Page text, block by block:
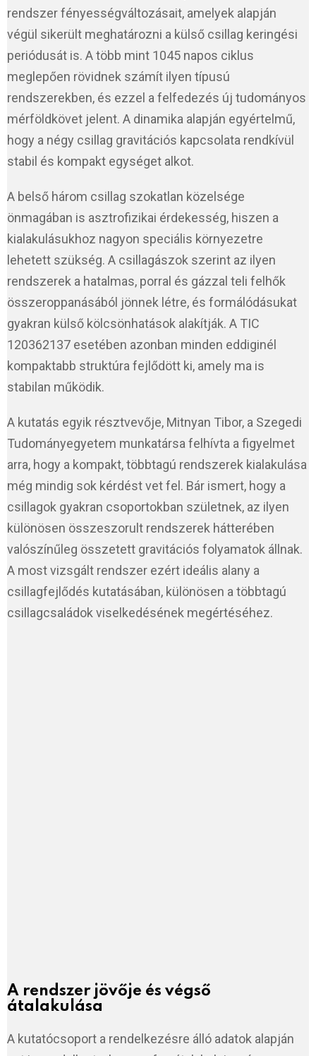
rendszer fényességváltozásait, amelyek alapján
végül sikerült meghatározni a külső csillag keringési
periódusát is. A több mint 1045 napos ciklus
meglepően rövidnek számít ilyen típusú
rendszerekben, és ezzel a felfedezés új tudományos
mérföldkövet jelent. A dinamika alapján egyértelmű,
hogy a négy csillag gravitációs kapcsolata rendkívül
stabil és kompakt egységet alkot.
A belső három csillag szokatlan közelsége
önmagában is asztrofizikai érdekesség, hiszen a
kialakulásukhoz nagyon speciális környezetre
lehetett szükség. A csillagászok szerint az ilyen
rendszerek a hatalmas, porral és gázzal teli felhők
összeroppanásából jönnek létre, és formálódásukat
gyakran külső kölcsönhatások alakítják. A TIC
120362137 esetében azonban minden eddiginél
kompaktabb struktúra fejlődött ki, amely ma is
stabilan működik.
A kutatás egyik résztvevője, Mitnyan Tibor, a Szegedi
Tudományegyetem munkatársa felhívta a figyelmet
arra, hogy a kompakt, többtagú rendszerek kialakulása
még mindig sok kérdést vet fel. Bár ismert, hogy a
csillagok gyakran csoportokban születnek, az ilyen
különösen összeszorult rendszerek hátterében
valószínűleg összetett gravitációs folyamatok állnak.
A most vizsgált rendszer ezért ideális alany a
csillagfejlődés kutatásában, különösen a többtagú
csillagcsaládok viselkedésének megértéséhez.
A rendszer jövője és végső
átalakulása
A kutatócsoport a rendelkezésre álló adatok alapján